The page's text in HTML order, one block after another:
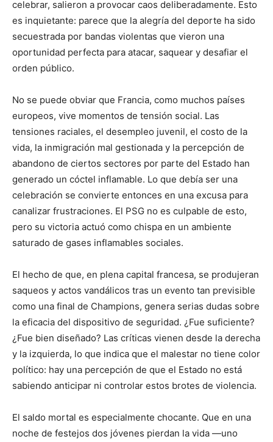
celebrar, salieron a provocar caos deliberadamente. Esto
es inquietante: parece que la alegría del deporte ha sido
secuestrada por bandas violentas que vieron una
oportunidad perfecta para atacar, saquear y desafiar el
orden público.
No se puede obviar que Francia, como muchos países
europeos, vive momentos de tensión social. Las
tensiones raciales, el desempleo juvenil, el costo de la
vida, la inmigración mal gestionada y la percepción de
abandono de ciertos sectores por parte del Estado han
generado un cóctel inflamable. Lo que debía ser una
celebración se convierte entonces en una excusa para
canalizar frustraciones. El PSG no es culpable de esto,
pero su victoria actuó como chispa en un ambiente
saturado de gases inflamables sociales.
El hecho de que, en plena capital francesa, se produjeran
saqueos y actos vandálicos tras un evento tan previsible
como una final de Champions, genera serias dudas sobre
la eficacia del dispositivo de seguridad. ¿Fue suficiente?
¿Fue bien diseñado? Las críticas vienen desde la derecha
y la izquierda, lo que indica que el malestar no tiene color
político: hay una percepción de que el Estado no está
sabiendo anticipar ni controlar estos brotes de violencia.
El saldo mortal es especialmente chocante. Que en una
noche de festejos dos jóvenes pierdan la vida —uno